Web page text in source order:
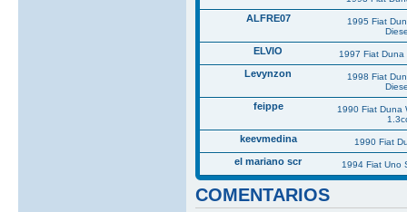
ALFRE07
1995 Fiat
ELVIO 1997 Fiat Duna
Levynzon
1998 Fiat
feippe
1990 Fiat Duna
keevmedina 1990 Fiat
el mariano scr 1994 Fiat Uno
COMENTARIOS